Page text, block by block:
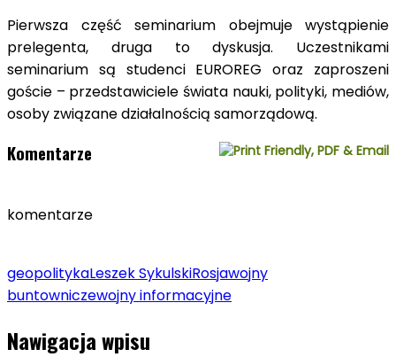
Pierwsza część seminarium obejmuje wystąpienie
prelegenta, druga to dyskusja. Uczestnikami
seminarium są studenci EUROREG oraz zaproszeni
goście – przedstawiciele świata nauki, polityki, mediów,
osoby związane działalnością samorządową.
Komentarze
komentarze
geopolitykaLeszek SykulskiRosjawojny
buntowniczewojny informacyjne
Nawigacja wpisu